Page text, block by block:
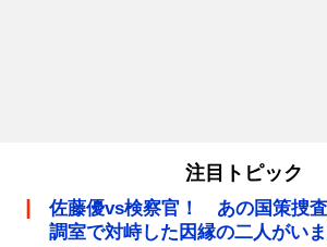
注目トピック
佐藤優vs検察官！ あの国策捜
調室で対峙した因縁の二人がい